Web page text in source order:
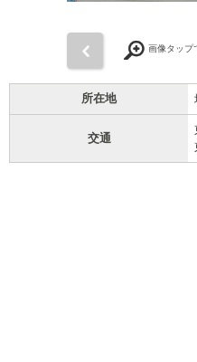
画像タップ
所在地
交通